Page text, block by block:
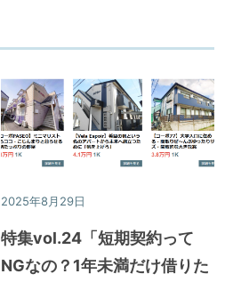
2025年8月29日
特集vol.24「短期契約って
NGなの？1年未満だけ借りた